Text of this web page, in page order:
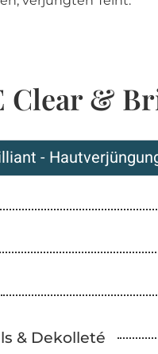
Clear &
-
& Dekolleté